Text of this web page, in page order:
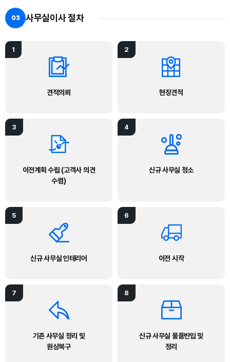
03 사무실이사 절차
1
견적의뢰
2
현장견적
3
이전계획 수립 (고객사 의견
수렴)
4
신규 사무실 청소
5
신규 사무실 인테리어
6
이전 시작
7
기존 사무실 정리 및
원상복구
8
신규 사무실 물품반입 및
정리